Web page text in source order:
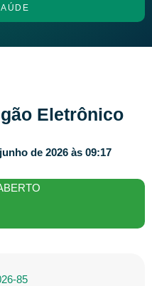
Eletrônico
de 2026 às 09:17
85